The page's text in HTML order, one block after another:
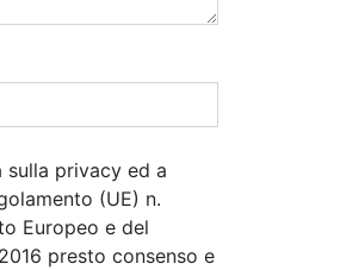
privacy ed a
(UE) n.
Europeo e del
presto consenso e